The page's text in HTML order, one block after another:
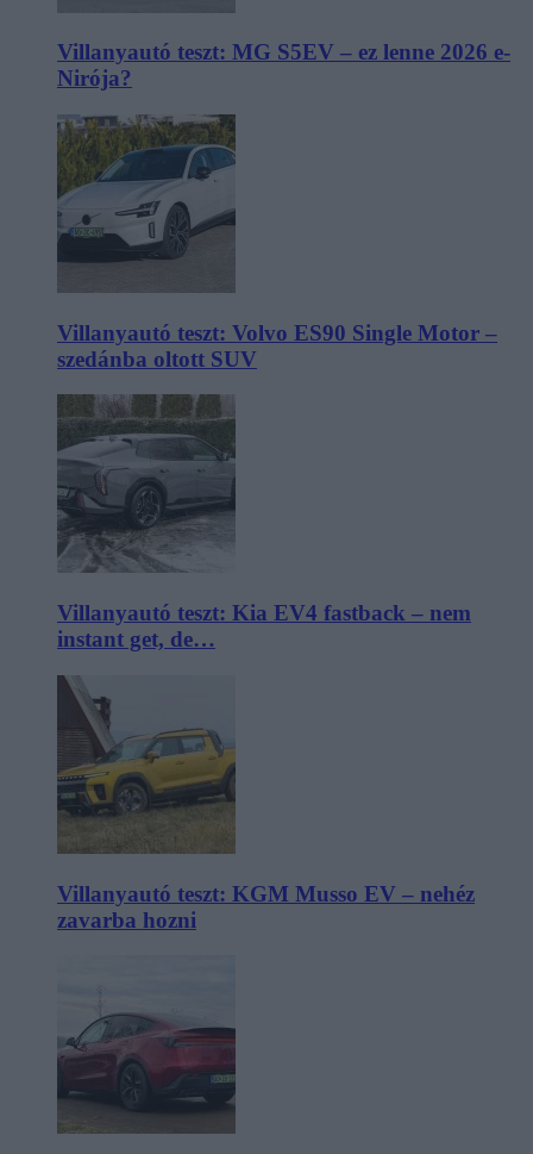
Villanyautó teszt: MG S5EV – ez lenne 2026 e-
Nirója?
Villanyautó teszt: Volvo ES90 Single Motor –
szedánba oltott SUV
Villanyautó teszt: Kia EV4 fastback – nem
instant get, de…
Villanyautó teszt: KGM Musso EV – nehéz
zavarba hozni